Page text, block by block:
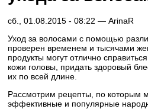
сб., 01.08.2015 - 08:22 — ArinaR
Уход за волосами с помощью
проверен временем и тысячами
продукты могут отлично
кожи головы, придать здоровый
их по всей длине.
Рассмотрим рецепты, по которым
эффективные и популярные